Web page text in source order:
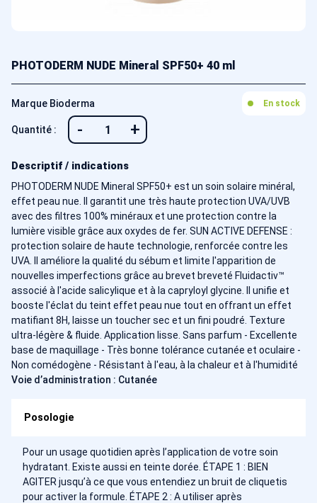
PHOTODERM NUDE Mineral SPF50+ 40 ml
Marque Bioderma En stock
Quantité : - +
Descriptif / indications
PHOTODERM NUDE Mineral SPF50+ est un soin solaire minéral,
effet peau nue. Il garantit une très haute protection UVA/UVB
avec des filtres 100% minéraux et une protection contre la
lumière visible grâce aux oxydes de fer. SUN ACTIVE DEFENSE :
protection solaire de haute technologie, renforcée contre les
UVA. Il améliore la qualité du sébum et limite l'apparition de
nouvelles imperfections grâce au brevet breveté Fluidactiv™
associé à l'acide salicylique et à la capryloyl glycine. Il unifie et
booste l'éclat du teint effet peau nue tout en offrant un effet
matifiant 8H, laisse un toucher sec et un fini poudré. Texture
ultra-légère & fluide. Application lisse. Sans parfum - Excellente
base de maquillage - Très bonne tolérance cutanée et oculaire -
Non comédogène - Résistant à l'eau, à la chaleur et à l'humidité
Voie d’administration : Cutanée
Posologie
Pour un usage quotidien après l’application de votre soin
hydratant. Existe aussi en teinte dorée. ÉTAPE 1 : BIEN
AGITER jusqu’à ce que vous entendiez un bruit de cliquetis
pour activer la formule. ÉTAPE 2 : A utiliser après